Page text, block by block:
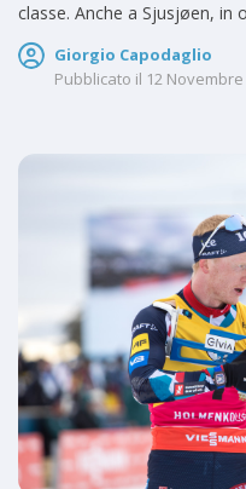
classe. Anche a Sjusjøen, in
Giorgio Capodaglio
Pubblicato il 12 Novembre